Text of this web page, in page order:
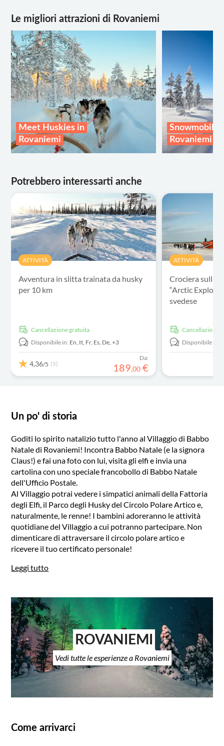
Le migliori attrazioni di Rovaniemi
Meet Huskies in
Rovaniemi
Snowmobile
Rovaniemi
Potrebbero interessarti anche
ATTIVITÀ
Avventura in slitta trainata da husky
per 10 km
Cancellazione gratuita
Disponibile in: En, It, Fr, Es, De,+3
4,36/5 (5)
Da:
189,00 €
ATTIVITÀ
Crociera sulla
“Arctic
svedese
Cancellazione
Disponibile in:
Un po' di storia
Goditi lo spirito natalizio tutto l'anno al Villaggio di Babbo
Natale di Rovaniemi! Incontra Babbo Natale (e la signora
Claus!) e fai una foto con lui, visita gli elfi e invia una
cartolina con uno speciale francobollo di Babbo Natale
dell'Ufficio Postale.
Al Villaggio potrai vedere i simpatici animali della Fattoria
degli Elfi, il Parco degli Husky del Circolo Polare Artico e,
naturalmente, le renne! I bambini adoreranno le attività
quotidiane del Villaggio a cui potranno partecipare. Non
dimenticare di attraversare il circolo polare artico e
ricevere il tuo certificato personale!
Leggi tutto
ROVANIEMI
Vedi tutte le esperienze a Rovaniemi
Come arrivarci